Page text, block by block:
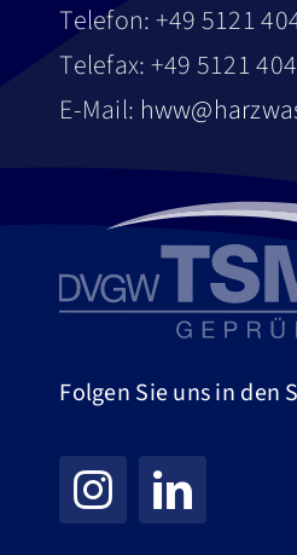
Telefon: +49 5121
Telefax: +49 5121
E-Mail:
Folgen Sie uns in den